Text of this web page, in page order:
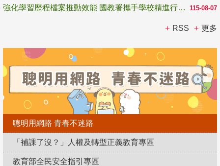
115-08-07
強化學習歷程檔案推動效能 國教署攜手學校精進行政與教學支持
RSS 更多
聰明用網路 青春不迷路
「補課了沒？」人權及轉型正義教育專區
教育部全民安全指引專區